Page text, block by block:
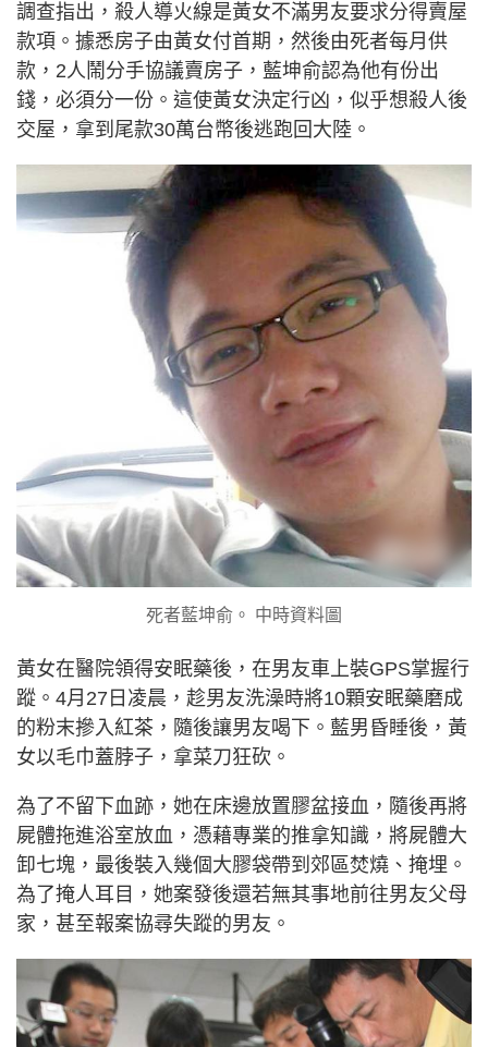
調查指出，殺人導火線是黃女不滿男友要求分得賣屋
款項。據悉房子由黃女付首期，然後由死者每月供
款，2人鬧分手協議賣房子，藍坤俞認為他有份出
錢，必須分一份。這使黃女決定行凶，似乎想殺人後
交屋，拿到尾款30萬台幣後逃跑回大陸。
死者藍坤俞。 中時資料圖
黃女在醫院領得安眠藥後，在男友車上裝GPS掌握行
蹤。4月27日凌晨，趁男友洗澡時將10顆安眠藥磨成
的粉末摻入紅茶，隨後讓男友喝下。藍男昏睡後，黃
女以毛巾蓋脖子，拿菜刀狂砍。
為了不留下血跡，她在床邊放置膠盆接血，隨後再將
屍體拖進浴室放血，憑藉專業的推拿知識，將屍體大
卸七塊，最後裝入幾個大膠袋帶到郊區焚燒、掩埋。
為了掩人耳目，她案發後還若無其事地前往男友父母
家，甚至報案協尋失蹤的男友。